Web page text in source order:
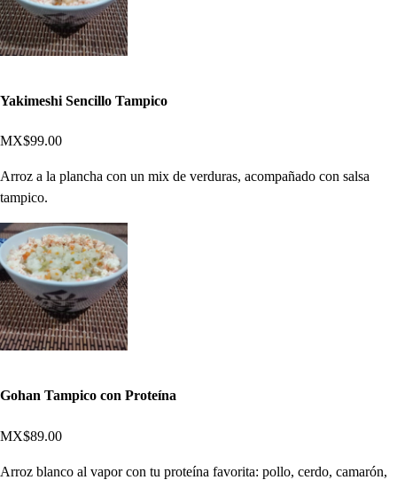
Yakimeshi Sencillo Tampico
MX$99.00
Arroz a la plancha con un mix de verduras, acompañado con salsa
tampico.
Gohan Tampico con Proteína
MX$89.00
Arroz blanco al vapor con tu proteína favorita: pollo, cerdo, camarón,